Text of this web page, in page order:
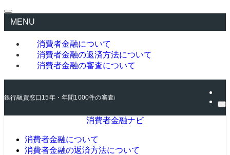
MENU
消費者金融について
消費者金融の返済方法について
消費者金融の審査について
銀行融資窓口15年・年間1000件の審査に関わった元銀行員が、消費者金融の
消費者金融ナビ
消費者金融について
消費者金融の返済方法について